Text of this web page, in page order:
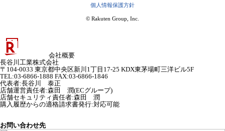
個人情報保護方針
© Rakuten Group, Inc.
会社概要
長谷川工業株式会社
〒104-0033 東京都中央区新川1丁目17-25 KDX東茅場町三洋ビル5F
TEL:03-6866-1888 FAX:03-6866-1846
代表者:長谷川 泰正
店舗運営責任者:森田 潤(ECグループ)
店舗セキュリティ責任者:森田 潤
購入履歴からの適格請求書発行:対応可能
お問い合わせ先